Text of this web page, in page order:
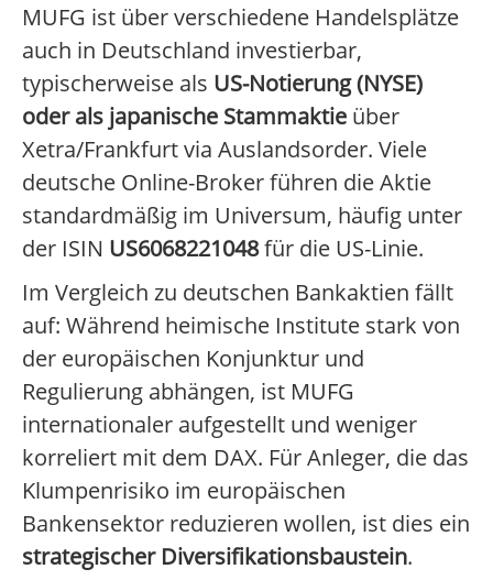
MUFG ist über verschiedene Handelsplätze
auch in Deutschland investierbar,
typischerweise als US-Notierung (NYSE)
oder als japanische Stammaktie über
Xetra/Frankfurt via Auslandsorder. Viele
deutsche Online-Broker führen die Aktie
standardmäßig im Universum, häufig unter
der ISIN US6068221048für die US-Linie.
Im Vergleich zu deutschen Bankaktien fällt
auf: Während heimische Institute stark von
der europäischen Konjunktur und
Regulierung abhängen, ist MUFG
internationaler aufgestellt und weniger
korreliert mit dem DAX. Für Anleger, die das
Klumpenrisiko im europäischen
Bankensektor reduzieren wollen, ist dies ein
strategischer Diversifikationsbaustein.